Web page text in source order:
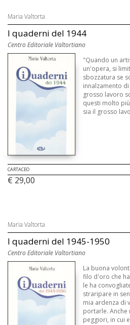
Maria Valtorta
I quaderni del 1944
Centro Editoriale Valtortiano
"Quando un
un'opera, si
sbozzatura se
innalzamento
grosso lavoro
questi molto
sia il grosso
CARTACEO
€ 29,00
Maria Valtorta
I quaderni del 1945-1950
Centro Editoriale Valtortiano
La buona
filo d'oro che
le ha
straripare in
mia ardenza di
portarle. Anche
peggiori, in cui